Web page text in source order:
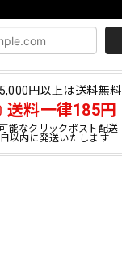
円以上は送料無料
送料一律185円
能なクリックポスト配送
以内に発送いたします